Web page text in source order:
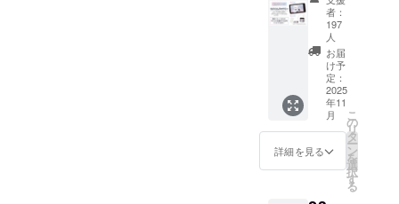
18:00 (土日
祝、年末年
始除く)
※お問い合わ
せから3営業
日以内にご
返信させて
いただきま
す。
ルバッ
テリー
プラン
画像は
イメー
ジで
す。 金
額には
消費税
（10%
）と送
料990円
者：
197
人
お届
け予
定：
2025
年11
月
詳細を見る
こ
の
リ
タ
ー
ン
を
選
択
す
る